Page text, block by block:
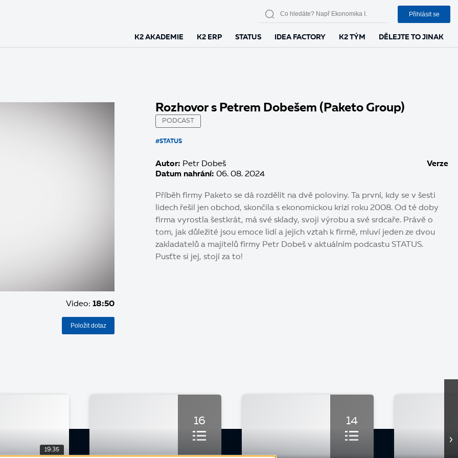
K2 AKADEMIE K2 ERP STATUS IDEA FACTORY K2 TÝM DĚLEJTE TO JINAK
Přihlásit se
Video: 18:50
Rozhovor s Petrem Dobešem (Paketo Group)
PODCAST
#STATUS
Autor: Petr Dobeš
Datum nahrání: 06. 08. 2024
Verze
Příběh firmy Paketo se dá rozdělit na dvě poloviny. Ta první, kdy se v šesti
lidech řešil jen obchod, skončila s ekonomickou krizí roku 2008. Od té doby
firma vyrostla šestkrát, má své sklady, svoji výrobu a své srdcaře. Právě o
tom, jak důležité jsou emoce lidí a jejich vztah k firmě, mluví jeden ze dvou
zakladatelů a majitelů firmy Petr Dobeš v aktuálním podcastu STATUS.
Pusťte si jej, stojí za to!
Položit dotaz
19:35
16 14